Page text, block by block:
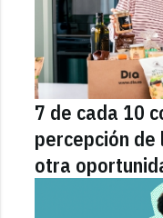
7 de cada 10
percepción
otra